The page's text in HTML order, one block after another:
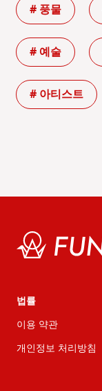
# 풍물
# 예술
# 아티스트
법률
이용 약관
개인정보 처리방침